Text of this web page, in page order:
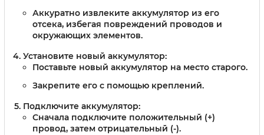
Аккуратно извлеките аккумулятор из его
отсека, избегая повреждений проводов и
окружающих элементов.
Установите новый аккумулятор:
Поставьте новый аккумулятор на место старого.
Закрепите его с помощью креплений.
Подключите аккумулятор:
Сначала подключите положительный (+)
провод, затем отрицательный (-).